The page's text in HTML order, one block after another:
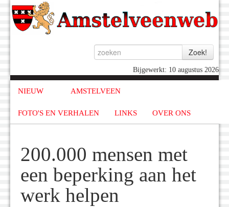
Bijgewerkt: 10 augustus 2026
NIEUW AMSTELVEEN
FOTO'S EN VERHALEN LINKS OVER ONS
200.000 mensen met
een beperking aan het
werk helpen